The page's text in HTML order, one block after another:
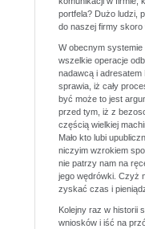
portfela? Dużo ludzi,
do naszej firmy skoro
W obecnym systemie
wszelkie operacje
nadawcą i adresatem
sprawia, iż cały
być może to jest
przed tym, iż z
częścią wielkiej
Mało kto lubi
niczyim wzrokiem
nie patrzy nam na
jego wędrówki. Czyż
zyskać czas i
Kolejny raz w historii
wniosków i iść na